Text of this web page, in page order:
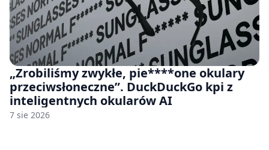
„Zrobiliśmy zwykłe, pie****one okulary
przeciwsłoneczne”. DuckDuckGo kpi z
inteligentnych okularów AI
7 sie 2026